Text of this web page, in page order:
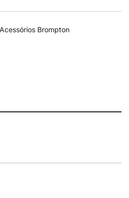
Kit
Acessórios Brompton